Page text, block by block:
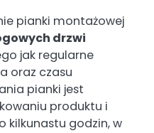
pianki montażowej
drzwi
jak regularne
oraz czasu
pianki jest
produktu i
kilkunastu godzin, w